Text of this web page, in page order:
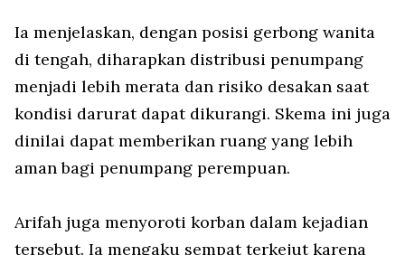
Ia menjelaskan, dengan posisi gerbong wanita
di tengah, diharapkan distribusi penumpang
menjadi lebih merata dan risiko desakan saat
kondisi darurat dapat dikurangi. Skema ini juga
dinilai dapat memberikan ruang yang lebih
aman bagi penumpang perempuan.
Arifah juga menyoroti korban dalam kejadian
tersebut. Ia mengaku sempat terkejut karena